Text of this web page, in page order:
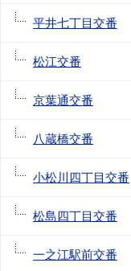
平井七丁目交番
松江交番
京葉通交番
八蔵橋交番
小松川四丁目交番
松島四丁目交番
一之江駅前交番